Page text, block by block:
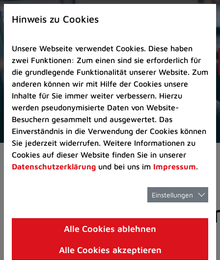
Zur
Startseite
Zum
Seitenanfang
springen
(Schnelltaste
A)
Zur
Navigation/Menü
springen
(Schnelltaste
M)
Zur
8)
Aktuelles Pressemitteilungen
der Stadt
Hinweis zu Cookies
Unsere Webseite verwendet Cookies. Diese haben
zwei Funktionen: Zum einen sind sie erforderlich für
die grundlegende Funktionalität unserer Website. Zum
anderen können wir mit Hilfe der Cookies unsere
Inhalte für Sie immer weiter verbessern. Hierzu
werden pseudonymisierte Daten von Website-
Besuchern gesammelt und ausgewertet. Das
Einverständnis in die Verwendung der Cookies können
Sie jederzeit widerrufen. Weitere Informationen zu
Cookies auf dieser Website finden Sie in unserer
Datenschutzerklärung und bei uns im Impressum.
Einstellungen
Alle Cookies ablehnen
Alle Cookies akzeptieren